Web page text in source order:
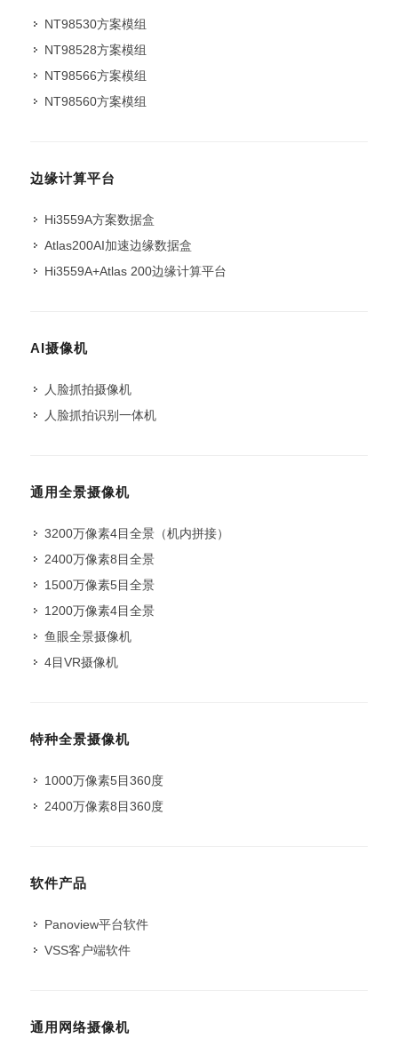
NT98530方案模组
NT98528方案模组
NT98566方案模组
NT98560方案模组
边缘计算平台
Hi3559A方案数据盒
Atlas200AI加速边缘数据盒
Hi3559A+Atlas 200边缘计算平台
AI摄像机
人脸抓拍摄像机
人脸抓拍识别一体机
通用全景摄像机
3200万像素4目全景（机内拼接）
2400万像素8目全景
1500万像素5目全景
1200万像素4目全景
鱼眼全景摄像机
4目VR摄像机
特种全景摄像机
1000万像素5目360度
2400万像素8目360度
软件产品
Panoview平台软件
VSS客户端软件
通用网络摄像机